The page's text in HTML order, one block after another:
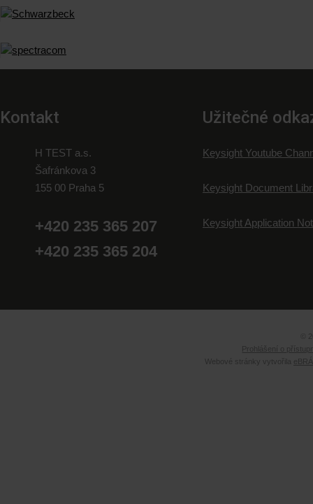
Kontakt
H TEST a.s.
Šafránkova 3
155 00 Praha 5
+420 235 365 207
+420 235 365 204
Užitečné
Keysight Youtube
Keysight Document
Keysight Application
Prohlášení o
Webové stránky vytvořila